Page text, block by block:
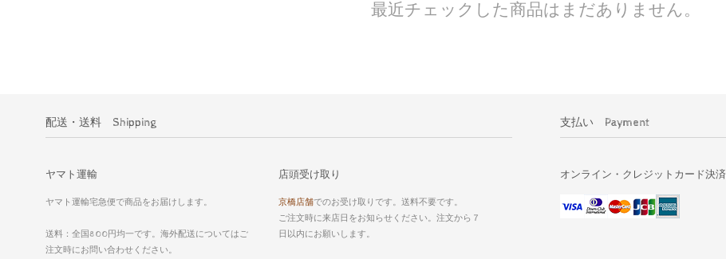
最近チェックした商品はまだありません。
配送・送料 Shipping
ヤマト運輸
ヤマト運輸宅急便で商品をお届けします。
送料：全国800円均一です。海外配送についてはご
注文時にお問い合わせください。
店頭受け取り
京橋店舗でのお受け取りです。送料不要です。
ご注文時に来店日をお知らせください。注文から７
日以内にお願いします。
支払い Payment
オンライン・クレジットカード決済